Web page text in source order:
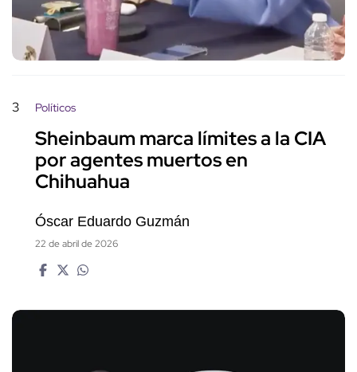
3 Políticos
Sheinbaum marca límites a la CIA
por agentes muertos en
Chihuahua
Óscar Eduardo Guzmán
22 de abril de 2026